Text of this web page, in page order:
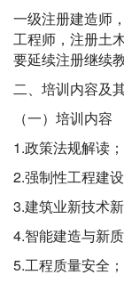
一级注册建造师
工程师，注册土
要延续注册继
二、培训内容
（一）培训内
1.政策法规解
2.强制性工程
3.建筑业新技
4.智能建造与
5.工程质量安